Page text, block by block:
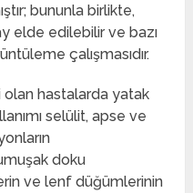
bununla birlikte,
elde edilebilir ve bazı
çalışmasıdır.
hastalarda yatak
selülit, apse ve
doku
ve lenf düğümlerinin